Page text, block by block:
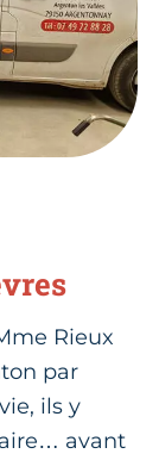
Rieux
par
ils y
avant